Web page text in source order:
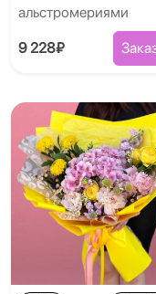
альстромериями
9 228₽